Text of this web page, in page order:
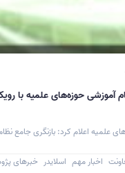
آموزشی حوزه‌های علمیه با
علمیه اعلام کرد: بازنگری جامع
اخبار مهم اسلایدر خبرهای